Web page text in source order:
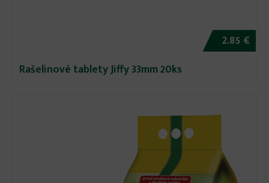
2.85 €
Rašelinové tablety Jiffy 33mm 20ks